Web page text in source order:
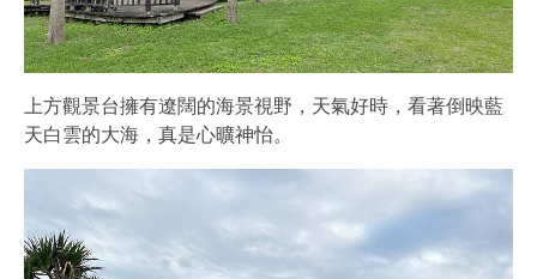
上方觀景台擁有遼闊的海景視野，天氣好時，看著倒映藍
天白雲的大海，真是心曠神怡。